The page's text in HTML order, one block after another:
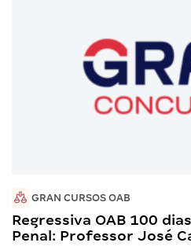
GRAN CURSOS OAB
Regressiva OAB 100
Penal: Professor José